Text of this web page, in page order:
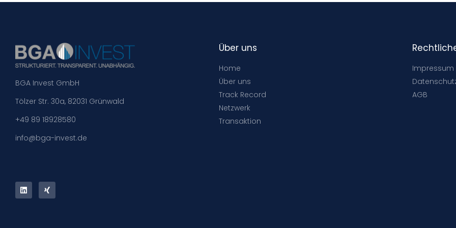
BGA Invest GmbH
Tölzer Str. 30a, 82031 Grünwald
+49 89 18928580
info@bga-invest.de
Über uns
Home
Über uns
Track Record
Netzwerk
Transaktion
Impressum
AGB